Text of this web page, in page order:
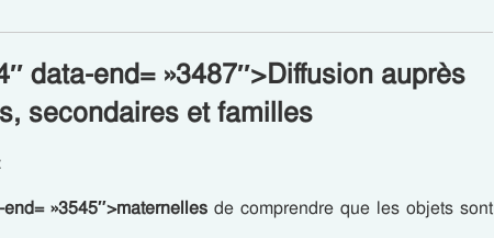
data-end= »3487″>Diffusion auprès
secondaires et familles
»3545″>maternelles de comprendre que les objets sont